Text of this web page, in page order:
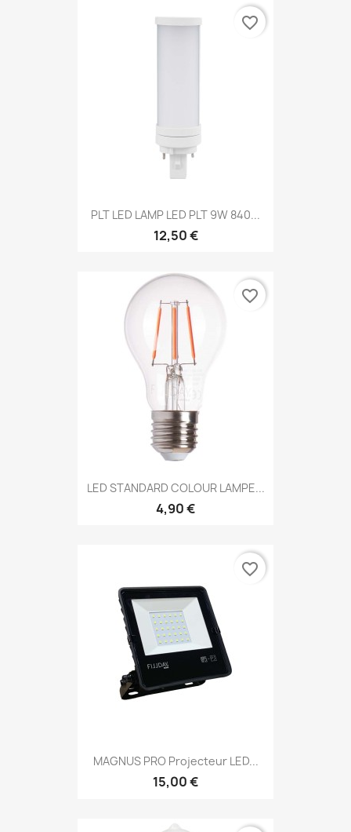
PLT LED LAMP LED PLT 9W 840...
12,50 €
favorite_border
LED STANDARD COLOUR LAMPE...
4,90 €
favorite_border
MAGNUS PRO Projecteur LED...
15,00 €
favorite_border